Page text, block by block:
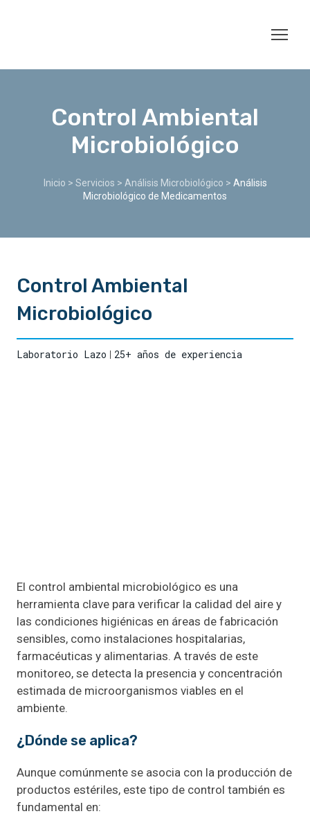
Control Ambiental
Microbiológico
Inicio > Servicios > Análisis Microbiológico > Análisis
Microbiológico de Medicamentos
Control Ambiental
Microbiológico
Laboratorio Lazo 25+ años de experiencia
El control ambiental microbiológico es una
herramienta clave para verificar la calidad del aire y
las condiciones higiénicas en áreas de fabricación
sensibles, como instalaciones hospitalarias,
farmacéuticas y alimentarias. A través de este
monitoreo, se detecta la presencia y concentración
estimada de microorganismos viables en el
ambiente.
¿Dónde se aplica?
Aunque comúnmente se asocia con la producción de
productos estériles, este tipo de control también es
fundamental en: